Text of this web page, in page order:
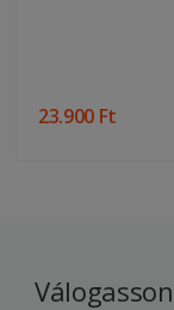
23.900 Ft